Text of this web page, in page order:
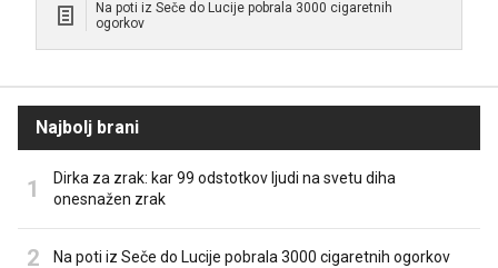
Na poti iz Seče do Lucije pobrala 3000 cigaretnih
ogorkov
Najbolj brani
Dirka za zrak: kar 99 odstotkov ljudi na svetu diha
onesnažen zrak
Na poti iz Seče do Lucije pobrala 3000 cigaretnih ogorkov